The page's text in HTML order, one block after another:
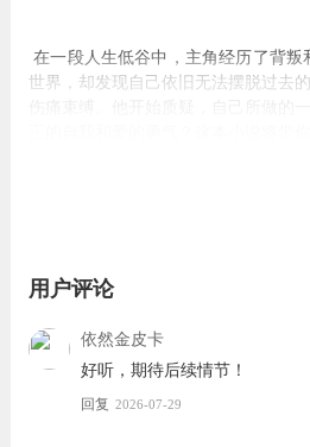
在一段人生低谷中，主角经历了背
世界，却发现自己依旧无法摆脱过去
正的自我和爱的勇气？这本小说将带
用户评论
依然金皮卡
好听，期待后续情节！
回复 2026-07-29